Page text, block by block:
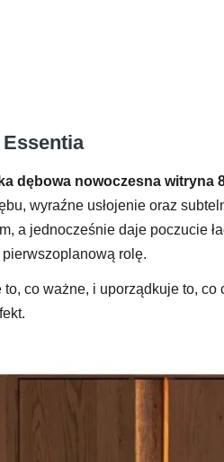
dębowa nowoczesna witryna
wyraźne usłojenie oraz
a jednocześnie daje poczucie
rolę.
co ważne, i uporządkuje to,